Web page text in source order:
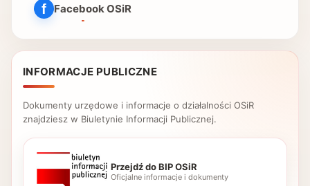
f Facebook OSiR
(otwiera się w nowej karcie)
INFORMACJE PUBLICZNE
Dokumenty urzędowe i informacje o działalności OSiR
znajdziesz w Biuletynie Informacji Publicznej.
Przejdź do BIP OSiR
Oficjalne informacje i dokumenty
(otwiera się w nowej karcie)